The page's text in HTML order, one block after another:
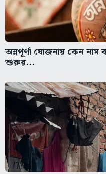
অন্নপূর্ণা যোজনায় কেন নাম
শুরুর...